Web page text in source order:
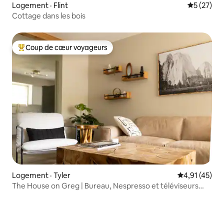
Logement · Flint Note
5 (27)
Cottage dans les bois
Coup de cœur voyageurs parmi les plus aimés
Coup de cœur voyageurs
Logement · Tyler Note
4,91 (45)
The House on Greg | Bureau, Nespresso et téléviseurs